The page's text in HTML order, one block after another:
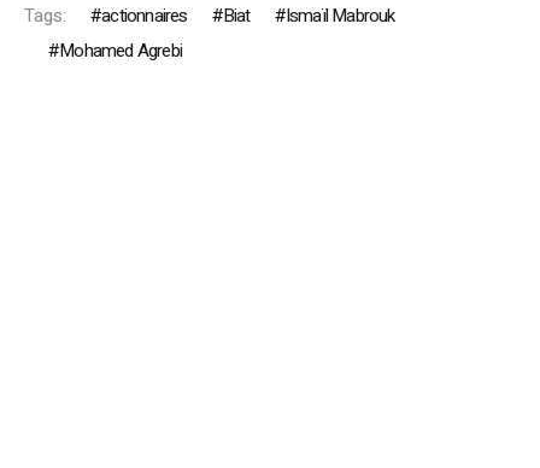
Tags: actionnaires Biat
Ismaïl Mabrouk
Mohamed Agrebi